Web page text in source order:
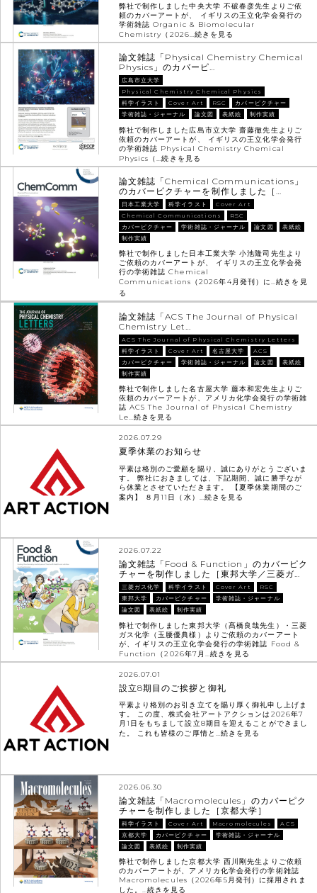
弊社で制作しました中央大学 不破春彦先生よりご依
頼のカバーアートが、 イギリスの王立化学会発行の
学術雑誌 Organic & Biomolecular
Chemistry（2026…続きを見る
論文雑誌「Physical Chemistry Chemical
Physics」のカバーピ…
広島市立大学
Physical Chemistry Chemical Physics
科学イラスト
Cover Art RSC
カバーピクチャー
学術雑誌・ジャーナル
論文図 表紙絵 制作実績
弊社で制作しました広島市立大学 齋藤徹先生よりご
依頼のカバーアートが、 イギリスの王立化学会発行
の学術雑誌 Physical Chemistry Chemical
Physics（…続きを見る
論文雑誌「Chemical Communications」
のカバーピクチャーを制作しました［…
日本工業大学 科学イラスト
Cover Art
Chemical Communications
RSC
カバーピクチャー
学術雑誌・ジャーナル 論文図
表紙絵
制作実績
弊社で制作しました日本工業大学 小池隆司先生より
ご依頼のカバーアートが、 イギリスの王立化学会発
行の学術雑誌 Chemical
Communications（2026年4月発刊）に…続きを見
る
論文雑誌「ACS The Journal of Physical
Chemistry Let…
ACS The Journal of Physical Chemistry Letters
科学イラスト
Cover Art 名古屋大学
ACS
カバーピクチャー
学術雑誌・ジャーナル 論文図
表紙絵
制作実績
弊社で制作しました名古屋大学 藤本和宏先生よりご
依頼のカバーアートが、アメリカ化学会発行の学術雑
誌 ACS The Journal of Physical Chemistry
Le…続きを見る
2026.07.29
夏季休業のお知らせ
平素は格別のご愛顧を賜り、誠にありがとうございま
す。 弊社におきましては、下記期間、誠に勝手なが
ら休業とさせていただきます。 【夏季休業期間のご
案内】 ８月11日（水）… 続きを見る
2026.07.22
論文雑誌「Food & Function」のカバーピク
チャーを制作しました［東邦大学／三菱ガ…
三菱ガス化学 科学イラスト Cover Art
RSC
東邦大学
カバーピクチャー
学術雑誌・ジャーナル
論文図
表紙絵 制作実績
弊社で制作しました東邦大学（髙橋良哉先生）・三菱
ガス化学（玉腰優典様）よりご依頼のカバーアート
が、イギリスの王立化学会発行の学術雑誌 Food &
Function（2026年7月…続きを見る
2026.07.01
設立8期目のご挨拶と御礼
平素より格別のお引き立てを賜り厚く御礼申し上げま
す。 この度、株式会社アートアクションは2026年7
月1日をもちまして設立8期目を迎えることができまし
た。 これも皆様のご厚情と…続きを見る
2026.06.30
論文雑誌「Macromolecules」のカバーピク
チャーを制作しました［京都大学］
科学イラスト Cover Art Macromolecules
ACS
京都大学
カバーピクチャー
学術雑誌・ジャーナル
論文図
表紙絵 制作実績
弊社で制作しました京都大学 西川剛先生よりご依頼
のカバーアートが、アメリカ化学会発行の学術雑誌
Macromolecules（2026年5月発刊）に採用されま
した。…続きを見る